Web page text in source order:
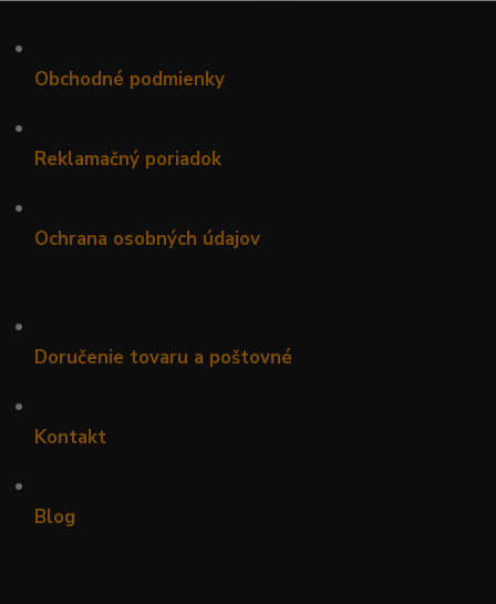
•
Obchodné podmienky
•
Reklamačný poriadok
•
Ochrana osobných údajov
•
Doručenie tovaru a poštovné
•
Kontakt
•
Blog